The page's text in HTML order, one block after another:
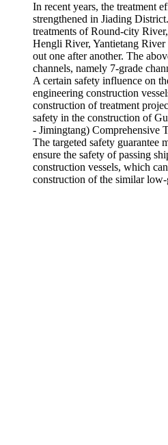
In recent years, the treatment
strengthened in Jiading
treatments of Round-city
Hengli River, Yantietang
out one after another. The
channels, namely 7-grade
A certain safety influence on
engineering construction
construction of treatment
safety in the construction of
- Jimingtang) Comprehensive
The targeted safety guarantee
ensure the safety of passing
construction vessels, which
construction of the similar